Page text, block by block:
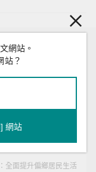
伴典範，引領前行
全面提升偏鄉居民生活
網站。
站？
網站